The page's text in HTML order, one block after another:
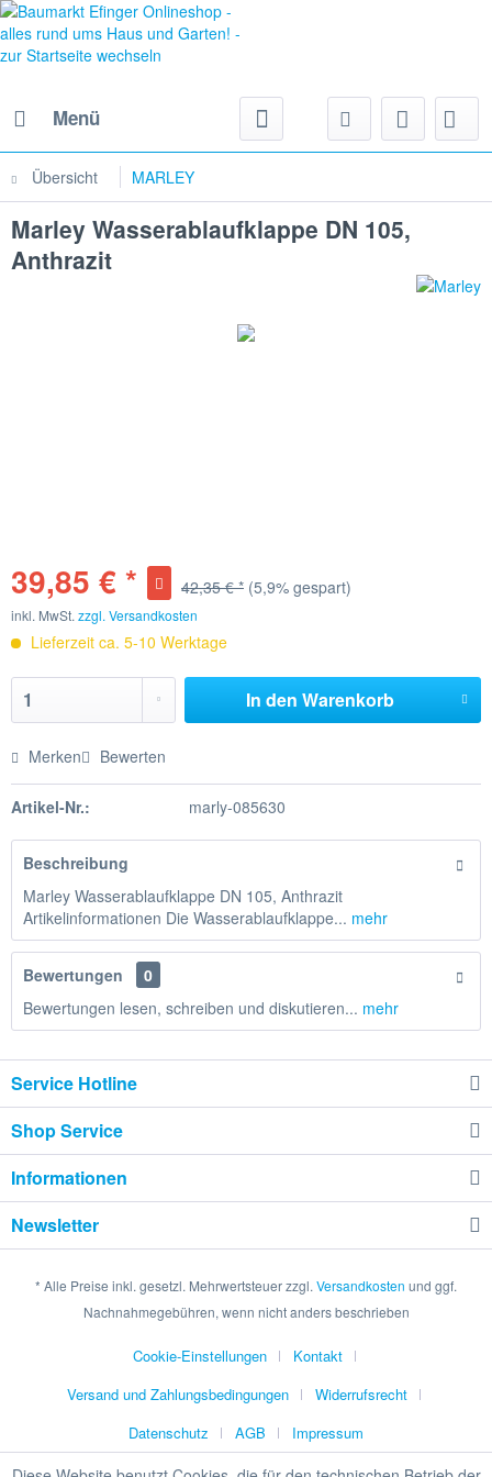
Menü
Übersicht MARLEY
Marley Wasserablaufklappe DN 105,
Anthrazit
39,85 € * 42,35 € * (5,9% gespart)
inkl. MwSt. zzgl. Versandkosten
Lieferzeit ca. 5-10 Werktage
In den Warenkorb
Merken Bewerten
Artikel-Nr.: marly-085630
Beschreibung
Marley Wasserablaufklappe DN 105, Anthrazit
Artikelinformationen Die Wasserablaufklappe... mehr
Bewertungen
0
Bewertungen lesen, schreiben und diskutieren... mehr
Service Hotline
Shop Service
Informationen
Newsletter
* Alle Preise inkl. gesetzl. Mehrwertsteuer zzgl. Versandkosten und ggf.
Nachnahmegebühren, wenn nicht anders beschrieben
Cookie-Einstellungen
Kontakt
Versand und Zahlungsbedingungen
Widerrufsrecht
Datenschutz
AGB Impressum